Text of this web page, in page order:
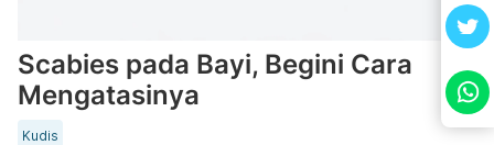
Scabies pada Bayi, Begini Cara
Mengatasinya
Kudis